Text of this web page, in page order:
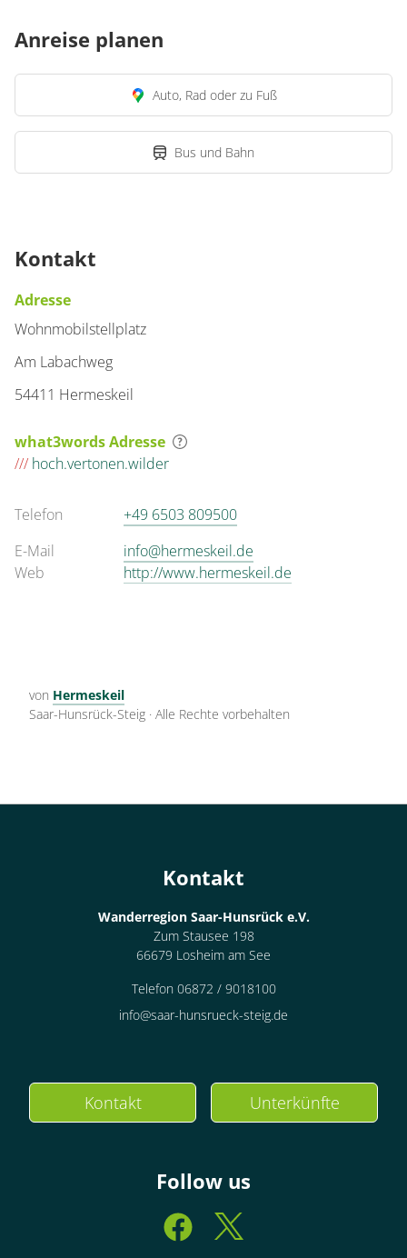
Anreise planen
Auto, Rad oder zu Fuß
Bus und Bahn
Kontakt
Adresse
Wohnmobilstellplatz
Am Labachweg
54411 Hermeskeil
what3words Adresse
/// hoch.vertonen.wilder
Telefon
+49 6503 809500
E-Mail
info@hermeskeil.de
Web
http://www.hermeskeil.de
von Hermeskeil
Saar-Hunsrück-Steig · Alle Rechte vorbehalten
Kontakt
Wanderregion Saar-Hunsrück e.V.
Zum Stausee 198
66679 Losheim am See
Telefon 06872 / 9018100
info@saar-hunsrueck-steig.de
Kontakt Unterkünfte
Follow us